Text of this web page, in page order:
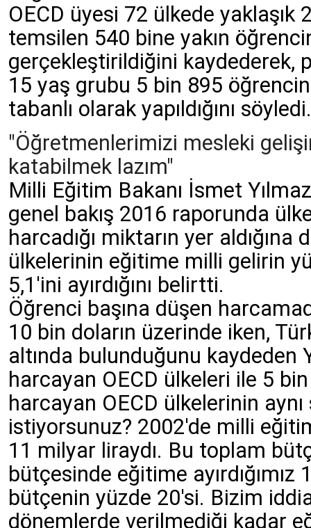
OECD üyesi 72 ülkede
temsilen 540 bine yakın
gerçekleştirildiğini kaydederek,
15 yaş grubu 5 bin 895
tabanlı olarak yapıldığını söyledi.
"Öğretmenlerimizi mesleki
katabilmek lazım"
Milli Eğitim Bakanı İsmet
genel bakış 2016 raporunda
harcadığı miktarın yer aldığına
ülkelerinin eğitime milli gelirin
5,1'ini ayırdığını belirtti.
Öğrenci başına düşen
10 bin doların üzerinde iken,
altında bulunduğunu kaydeden
harcayan OECD ülkeleri ile 5
harcayan OECD ülkelerinin aynı
istiyorsunuz? 2002'de milli
11 milyar liraydı. Bu toplam
bütçesinde eğitime
bütçenin yüzde 20'si. Bizim
dönemlerde verilmediği kadar